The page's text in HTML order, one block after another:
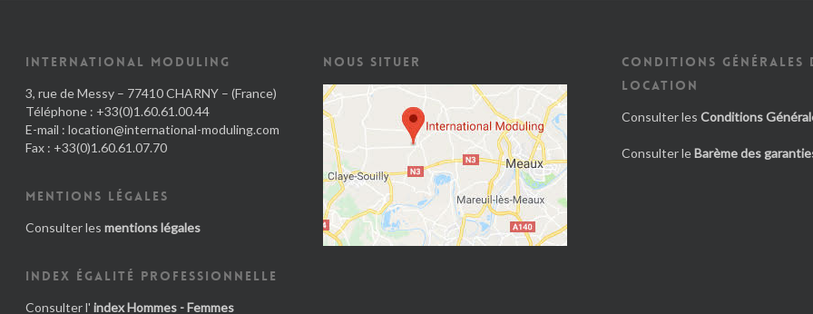
INTERNATIONAL MODULING
3, rue de Messy – 77410 CHARNY – (France)
Téléphone : +33(0)1.60.61.00.44
E-mail : location@international-moduling.com
Fax : +33(0)1.60.61.07.70
MENTIONS LÉGALES
Consulter les mentions légales
INDEX ÉGALITÉ PROFESSIONNELLE
Consulter l' index Hommes - Femmes
NOUS SITUER
CONDITIONS GÉNÉRALES
LOCATION
Consulter les Conditions
Consulter leBarème des